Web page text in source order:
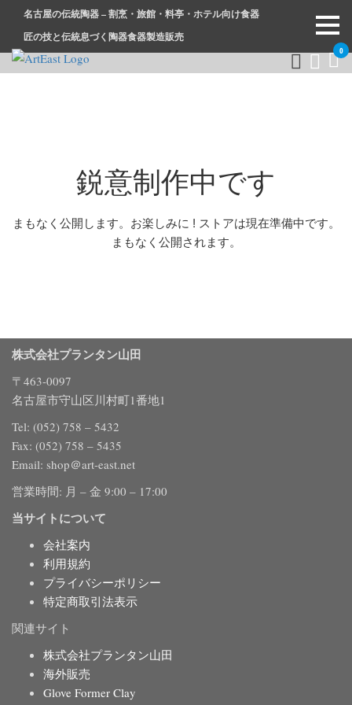
名古屋の伝統陶器 – 割烹・旅館・料亭・ホテル向け食器
匠の技と伝統息づく陶器食器製造販売
0
鋭意制作中です
まもなく公開します。お楽しみに ! ストアは現在準備中です。
まもなく公開されます。
株式会社プランタン山田
〒463-0097
名古屋市守山区川村町1番地1
Tel: (052) 758 – 5432
Fax: (052) 758 – 5435
Email: shop＠art-east.net
営業時間: 月 – 金 9:00 – 17:00
当サイトについて
会社案内
利用規約
プライバシーポリシー
特定商取引法表示
関連サイト
株式会社プランタン山田
海外販売
Glove Former Clay